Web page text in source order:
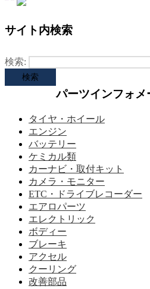
サイト内検索
検索:
パーツインフォメ
タイヤ・ホイール
エンジン
バッテリー
ケミカル類
カーナビ・取付キット
カメラ・モニター
ETC・ドライブレコーダー
エアロパーツ
エレクトリック
ボディー
ブレーキ
アクセル
クーリング
改善部品